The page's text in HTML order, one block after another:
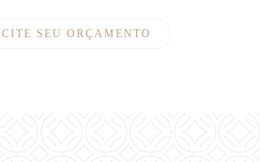
SEU ORÇAMENTO